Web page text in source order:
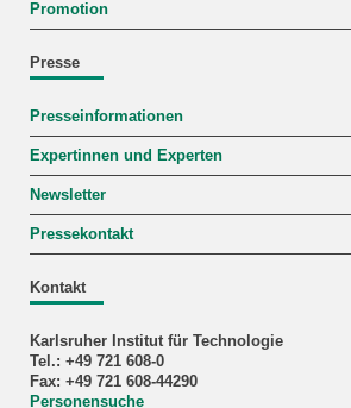
Promotion
Presse
Presseinformationen
Expertinnen und Experten
Newsletter
Pressekontakt
Kontakt
Karlsruher Institut für Technologie
Tel.: +49 721 608-0
Fax: +49 721 608-44290
Personensuche